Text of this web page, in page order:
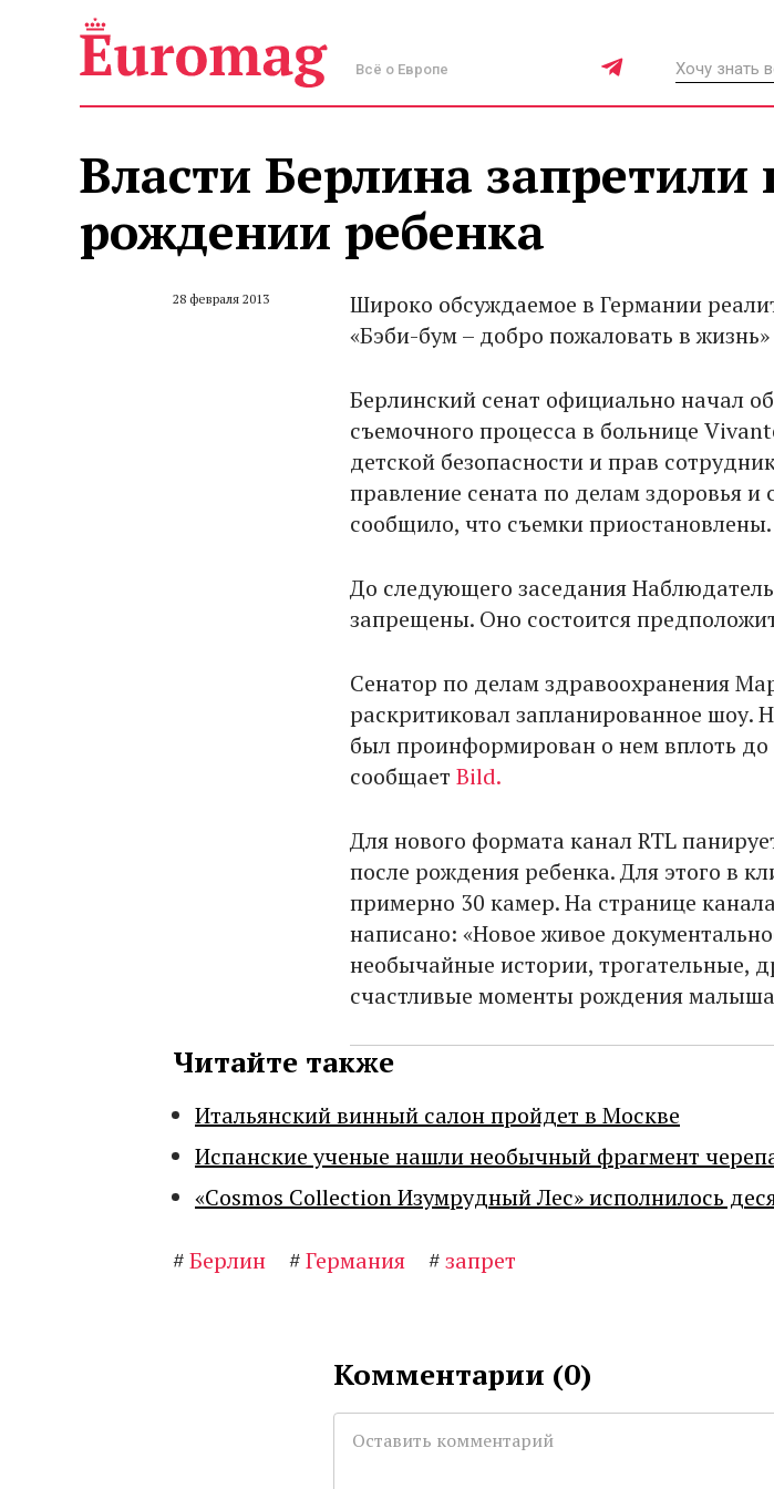
Всё о Европе
Власти Берлина запретили
рождении ребенка
28 февраля 2013
Широко обсуждаемое в Германии
«Бэби-бум – добро пожаловать в
Берлинский сенат официально начал
съемочного процесса в больнице
детской безопасности и прав
правление сената по делам здоровья и
сообщило, что съемки приостановлены.
До следующего заседания
запрещены. Оно состоится
Сенатор по делам здравоохранения
раскритиковал запланированное шоу.
был проинформирован о нем вплоть
сообщает Bild.
Для нового формата канал RTL
после рождения ребенка. Для этого в
примерно 30 камер. На странице
написано: «Новое живое
необычайные истории, трогательные,
счастливые моменты рождения
Читайте также
Итальянский винный салон пройдет в Москве
Испанские ученые нашли необычный фрагмент
«Cosmos Collection Изумрудный Лес» исполнилось
#Берлин #Германия #запрет
Комментарии (0)